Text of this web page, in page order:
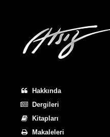
Hakkında
Dergileri
Kitapları
Makaleleri